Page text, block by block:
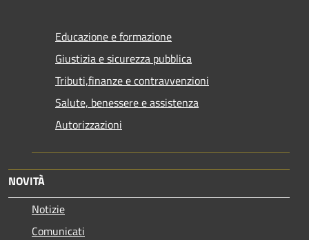
Educazione e formazione
Giustizia e sicurezza pubblica
Tributi,finanze e contravvenzioni
Salute, benessere e assistenza
Autorizzazioni
NOVITÀ
Notizie
Comunicati